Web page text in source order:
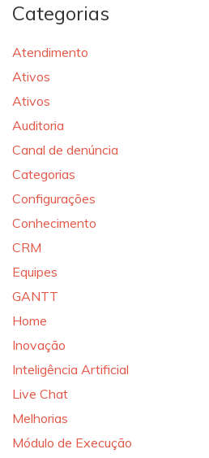
Categorias
Atendimento
Ativos
Ativos
Auditoria
Canal de denúncia
Categorias
Configurações
Conhecimento
CRM
Equipes
GANTT
Home
Inovação
Inteligência Artificial
Live Chat
Melhorias
Módulo de Execução